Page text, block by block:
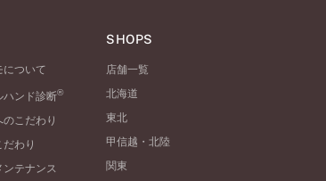
について
ハンド診断®
こだわり
わり
ンテナンス
SHOPS
店舗一覧
北海道
東北
甲信越・北陸
関東